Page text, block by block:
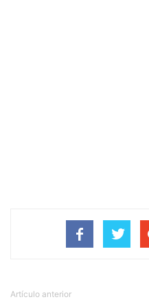
Artículo anterior